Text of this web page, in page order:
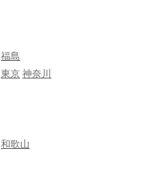
福島
東京 神奈川
和歌山